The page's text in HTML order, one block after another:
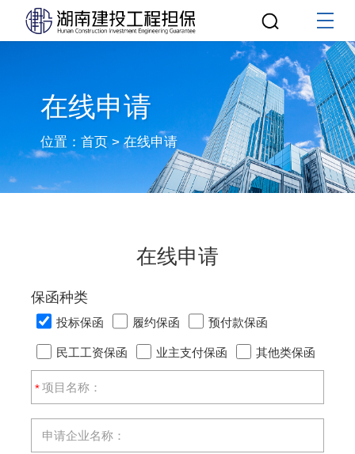
在线申请
位置：首页>在线申请
在线申请
保函种类
投标保函 履约保函 预付款保函
民工工资保函 业主支付保函 其他类保函
*